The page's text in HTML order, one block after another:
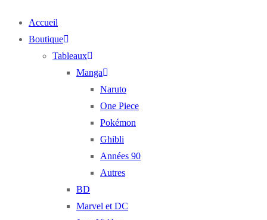
Accueil
Boutique
Tableaux
Manga
Naruto
One Piece
Pokémon
Ghibli
Années 90
Autres
BD
Marvel et DC